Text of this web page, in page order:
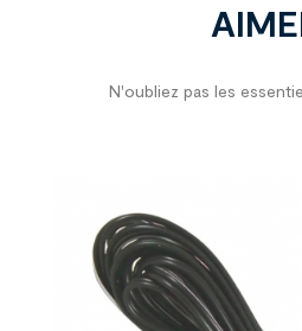
N'oubliez pas les